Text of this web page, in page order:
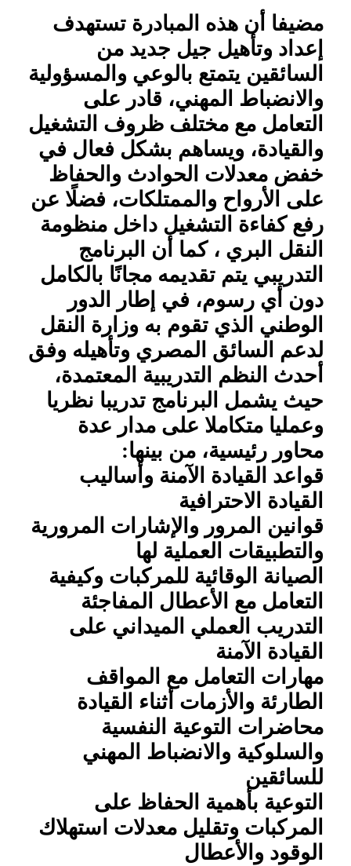
مضيفا أن هذه المبادرة تستهدف
إعداد وتأهيل جيل جديد من
السائقين يتمتع بالوعي والمسؤولية
والانضباط المهني، قادر على
التعامل مع مختلف ظروف التشغيل
والقيادة، ويساهم بشكل فعال في
خفض معدلات الحوادث والحفاظ
على الأرواح والممتلكات، فضلًا عن
رفع كفاءة التشغيل داخل منظومة
النقل البري ، كما أن البرنامج
التدريبي يتم تقديمه مجانًا بالكامل
دون أي رسوم، في إطار الدور
الوطني الذي تقوم به وزارة النقل
لدعم السائق المصري وتأهيله وفق
أحدث النظم التدريبية المعتمدة،
حيث يشمل البرنامج تدريبا نظريا
وعمليا متكاملا على مدار عدة
محاور رئيسية، من بينها:
قواعد القيادة الآمنة وأساليب
القيادة الاحترافية
قوانين المرور والإشارات المرورية
والتطبيقات العملية لها
الصيانة الوقائية للمركبات وكيفية
التعامل مع الأعطال المفاجئة
التدريب العملي الميداني على
القيادة الآمنة
مهارات التعامل مع المواقف
الطارئة والأزمات أثناء القيادة
محاضرات التوعية النفسية
والسلوكية والانضباط المهني
للسائقين
التوعية بأهمية الحفاظ على
المركبات وتقليل معدلات استهلاك
الوقود والأعطال